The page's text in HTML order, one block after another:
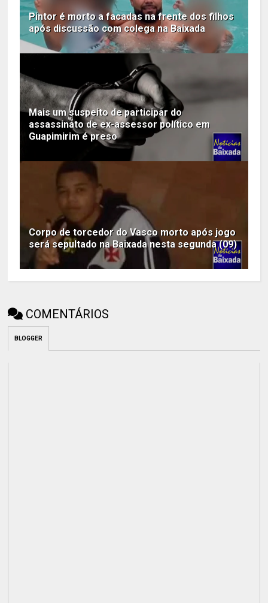
Pintor é morto a facadas na frente dos filhos
após discussão com colega na Baixada
Mais um suspeito de participar do
assassinato de ex-assessor político em
Guapimirim é preso
Corpo de torcedor do Vasco morto após jogo
será sepultado na Baixada nesta segunda (09)
COMENTÁRIOS
BLOGGER